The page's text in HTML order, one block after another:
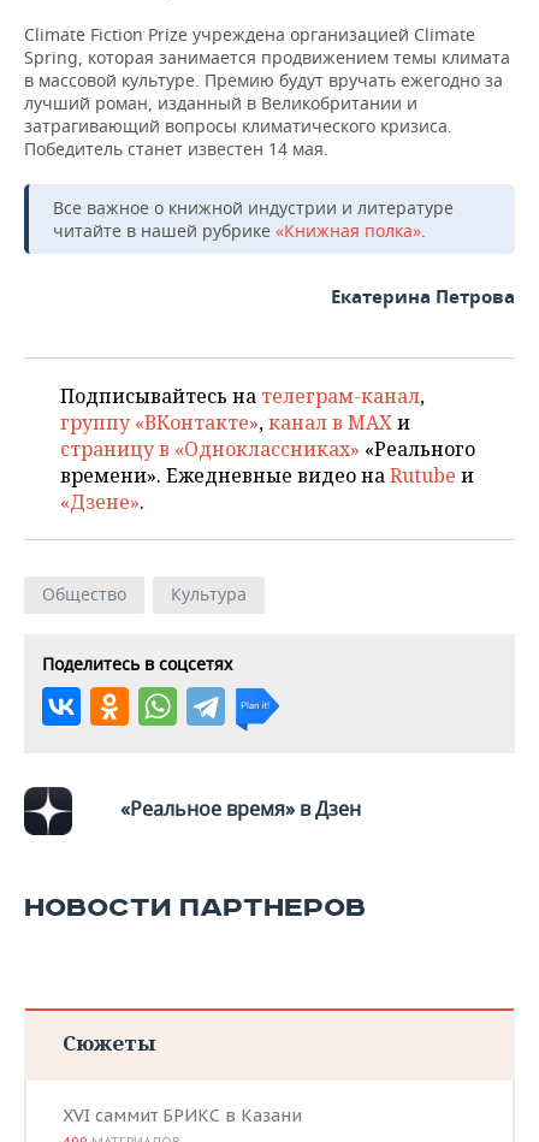
Climate Fiction Prize учреждена организацией Climate
Spring, которая занимается продвижением темы климата
в массовой культуре. Премию будут вручать ежегодно за
лучший роман, изданный в Великобритании и
затрагивающий вопросы климатического кризиса.
Победитель станет известен 14 мая.
Все важное о книжной индустрии и литературе
читайте в нашей рубрике «Книжная полка».
Екатерина Петрова
Подписывайтесь на телеграм-канал,
группу «ВКонтакте»,канал в MAXи
страницу в «Одноклассниках» «Реального
времени». Ежедневные видео наRutube и
«Дзене».
Общество Культура
Поделитесь в соцсетях
«Реальное время» в Дзен
НОВОСТИ ПАРТНЕРОВ
Сюжеты
XVI саммит БРИКС в Казани